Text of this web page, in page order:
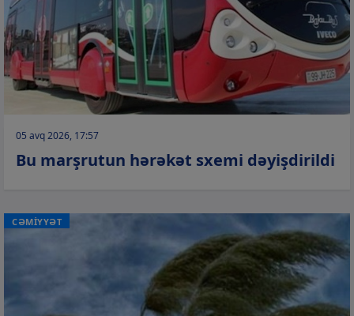
05 avq 2026, 17:57
Bu marşrutun hərəkət sxemi dəyişdirildi
CƏMİYYƏT